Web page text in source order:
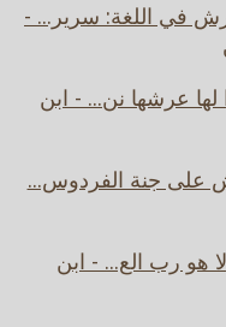
في اللغة: سرير... -
لها عرشها نن... - ابن
على جنة الفردوس...
هو رب الع... - ابن